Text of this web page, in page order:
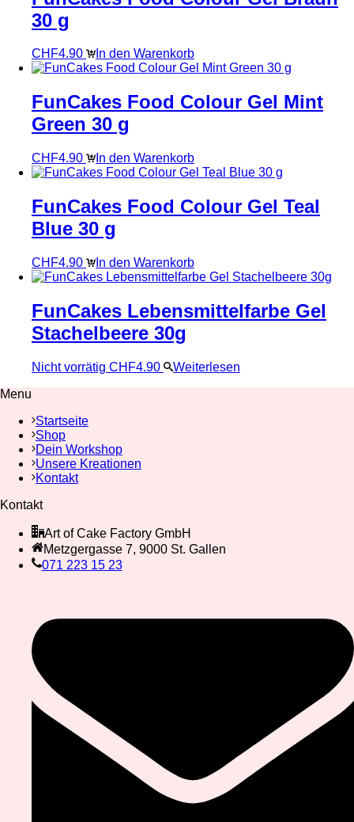
30 g
CHF4.90 In den Warenkorb
FunCakes Food Colour Gel Mint
Green 30 g
CHF4.90 In den Warenkorb
FunCakes Food Colour Gel Teal
Blue 30 g
CHF4.90 In den Warenkorb
FunCakes Lebensmittelfarbe Gel
Stachelbeere 30g
Nicht vorrätig CHF4.90
Weiterlesen
Menu
Startseite
Shop
Dein Workshop
Unsere Kreationen
Kontakt
Kontakt
Art of Cake Factory GmbH
Metzgergasse 7, 9000 St. Gallen
071 223 15 23